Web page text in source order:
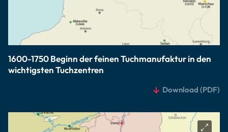
1600-1750 Beginn der feinen Tuchmanufaktur in den
wichtigsten Tuchzentren
Download (PDF)